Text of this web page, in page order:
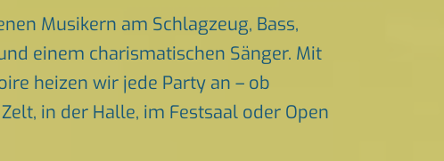
Musikern am Schlagzeug, Bass,
einem charismatischen Sänger. Mit
heizen wir jede Party an – ob
in der Halle, im Festsaal oder Open